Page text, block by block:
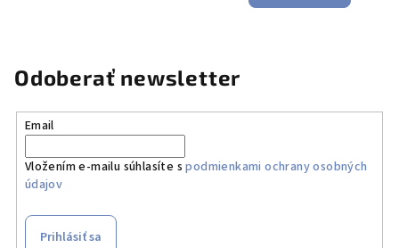
Odoberať newsletter
Email
Vložením e-mailu súhlasíte spodmienkami ochrany osobných
údajov
Prihlásiť sa